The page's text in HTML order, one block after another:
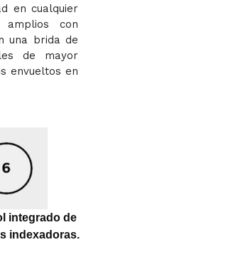
en cualquier
amplios con
una brida de
de mayor
envueltos en
integrado de
indexadoras.